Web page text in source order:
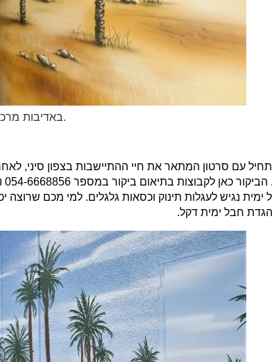
באדיבות מרכז המבקרים הגדת חבל ימית.
עם סרטון המתאר את חיי ההתיישבות בצפון סיני,
נגיש לעגלות תינוק וכסאות גלגלים. למי מכם שרוצה
הגדת חבל ימית דקל.